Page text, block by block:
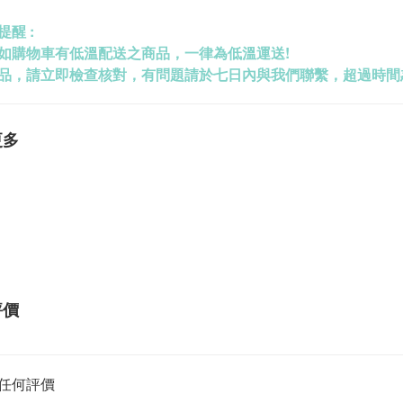
醒 :
購物車有低溫配送之商品，一律為低溫運送!
，請立即檢查核對，有問題請於七日內與我們聯繫，超過時
何評價